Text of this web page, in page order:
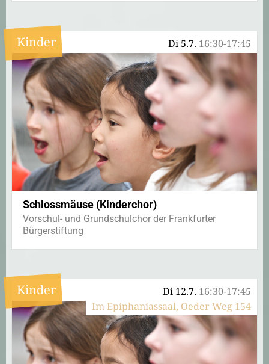
Di 5.7. 16:30-17:45
Kinder
Schlossmäuse (Kinderchor)
Vorschul- und Grundschulchor der Frankfurter
Bürgerstiftung
Im Epiphaniassaal, Oeder Weg 154
Di 12.7. 16:30-17:45
Kinder